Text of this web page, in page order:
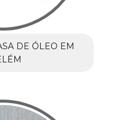
DE ÓLEO EM